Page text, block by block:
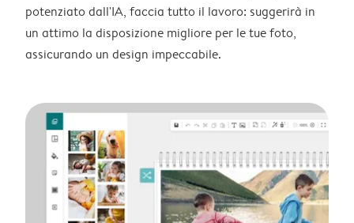
potenziato dall'IA, faccia tutto il lavoro: suggerirà in
un attimo la disposizione migliore per le tue foto,
assicurando un design impeccabile.